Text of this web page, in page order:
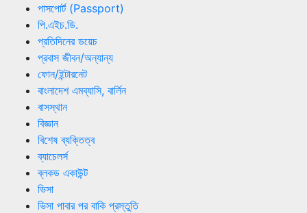
পাসপোর্ট (Passport)
পি.এইচ.ডি.
প্রতিদিনের ডয়েচ
প্রবাস জীবন/অন্যান্য
ফোন/ইন্টারনেট
বাংলাদেশ এমব্যাসি, বার্লিন
বাসস্থান
বিজ্ঞান
বিশেষ ব্যক্তিত্ব
ব্যাচেলর্স
ব্লকড একাউন্ট
ভিসা
ভিসা পাবার পর বাকি প্রস্তুতি